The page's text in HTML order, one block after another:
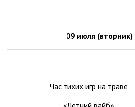
09 июля (вторник)
Час тихих игр на траве
«Летний вайб»